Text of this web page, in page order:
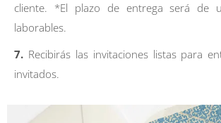
cliente. *El plazo de entrega será de
laborables.
7. Recibirás las invitaciones listas para
invitados.